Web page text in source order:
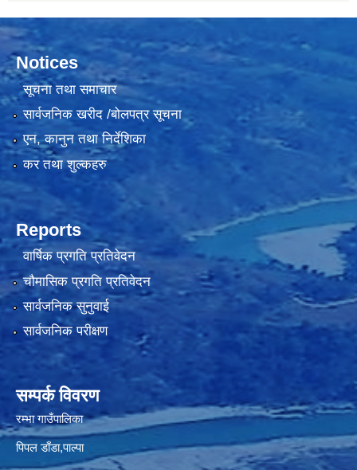
Notices
सूचना तथा समाचार
सार्वजनिक खरीद /बोलपत्र सूचना
एन, कानुन तथा निर्देशिका
कर तथा शुल्कहरु
Reports
वार्षिक प्रगति प्रतिवेदन
चौमासिक प्रगति प्रतिवेदन
सार्वजनिक सुनुवाई
सार्वजनिक परीक्षण
सम्पर्क विवरण
रम्भा गाउँपालिका
पिपल डाँडा,पाल्पा